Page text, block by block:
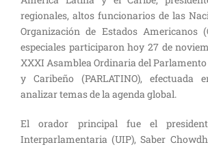
regionales, altos funcionarios de las
Organización de Estados Americanos
especiales participaron hoy 27 de
XXXI Asamblea Ordinaria del
y Caribeño (PARLATINO), efectuada
analizar temas de la agenda global.
El orador principal fue el
Interparlamentaria (UIP), Saber